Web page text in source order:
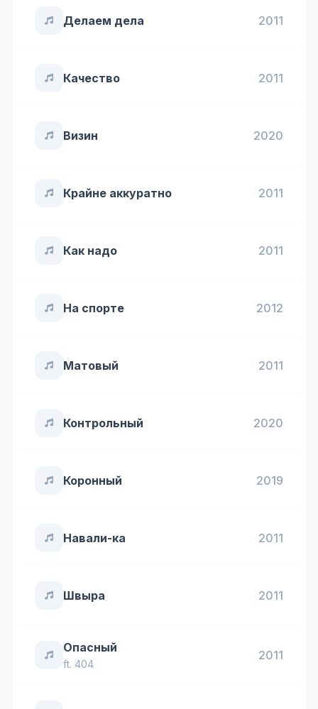
Делаем дела 2011
Качество 2011
Визин 2020
Крайне аккуратно 2011
Как надо 2011
На спорте 2012
Матовый 2011
Контрольный 2020
Коронный 2019
Навали-ка 2011
Швыра 2011
Опасный
ft. 404
2011